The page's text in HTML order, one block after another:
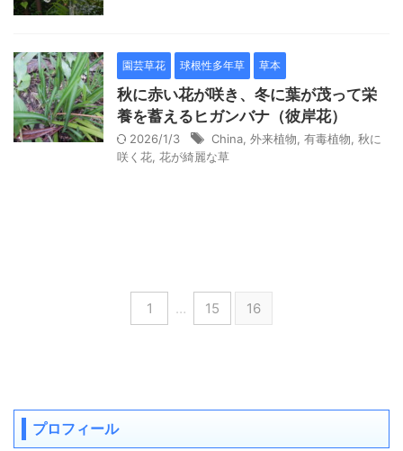
園芸草花 球根性多年草 草本
秋に赤い花が咲き、冬に葉が茂って栄
養を蓄えるヒガンバナ（彼岸花）
2026/1/3 China 外来植物 有毒植物 秋に
咲く花 花が綺麗な草
1 … 15 16
プロフィール